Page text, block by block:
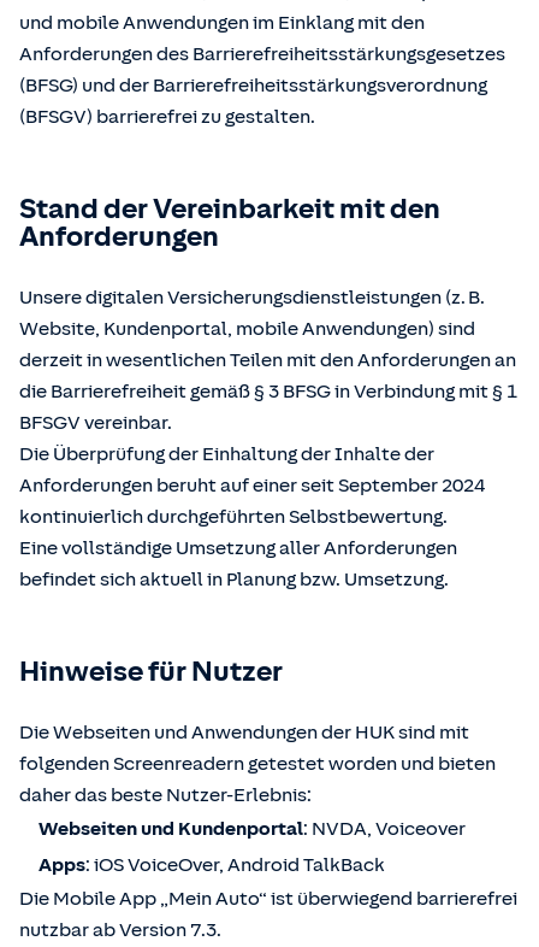
und mobile Anwendungen im Einklang mit den
Anforderungen des Barrierefreiheitsstärkungsgesetzes
(BFSG) und der Barrierefreiheitsstärkungsverordnung
(BFSGV) barrierefrei zu gestalten.
Stand der Vereinbarkeit mit den
Anforderungen
Unsere digitalen Versicherungsdienstleistungen (z. B.
Website, Kundenportal, mobile Anwendungen) sind
derzeit in wesentlichen Teilen mit den Anforderungen an
die Barrierefreiheit gemäß § 3 BFSG in Verbindung mit § 1
BFSGV vereinbar.
Die Überprüfung der Einhaltung der Inhalte der
Anforderungen beruht auf einer seit September 2024
kontinuierlich durchgeführten Selbstbewertung.
Eine vollständige Umsetzung aller Anforderungen
befindet sich aktuell in Planung bzw. Umsetzung.
Hinweise für Nutzer
Die Webseiten und Anwendungen der HUK sind mit
folgenden Screenreadern getestet worden und bieten
daher das beste Nutzer-Erlebnis:
Webseiten und Kundenportal: NVDA, Voiceover
Apps: iOS VoiceOver, Android TalkBack
Die Mobile App „Mein Auto“ ist überwiegend barrierefrei
nutzbar ab Version 7.3.